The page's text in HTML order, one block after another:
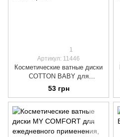
1
Артикул: 11446
Косметические ватные диски
COTTON BABY для
ежедневного ухода, 50 шт.
53 грн